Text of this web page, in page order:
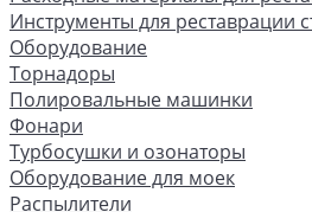
Инструменты для реставрации
Оборудование
Торнадоры
Полировальные машинки
Фонари
Турбосушки и озонаторы
Оборудование для моек
Распылители